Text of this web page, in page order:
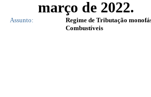
março de 2022.
Assunto:
Regime de Tributação
Combustíveis